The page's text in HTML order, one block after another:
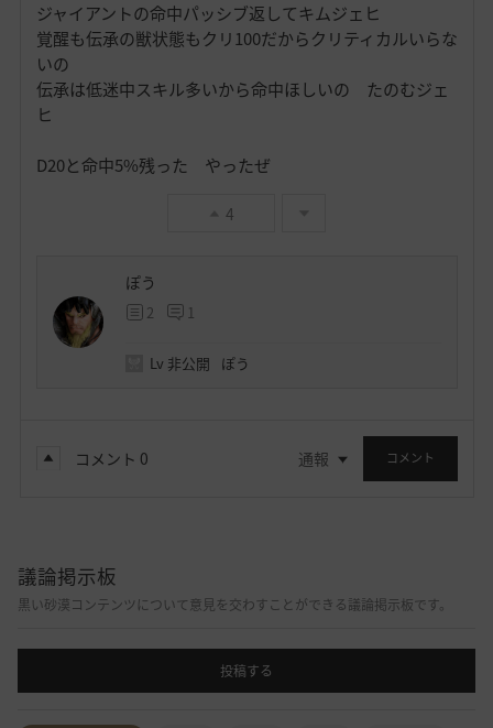
り
ジャイアントの命中パッシブ返してキムジェヒ
覚醒も伝承の獣状態もクリ100だからクリティカルいらな
いの
伝承は低迷中スキル多いから命中ほしいの たのむジェ
ヒ
D20と命中5%残った やったぜ
4
ぽう
2 1
Lv 非公開 ぽう
コメント 0 通報 コメント
議論掲示板
黒い砂漠コンテンツについて意見を交わすことができる議論掲示板です。
投稿する